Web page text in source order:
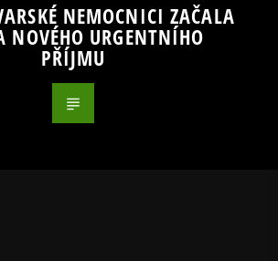
NEMOCNICI ZAČALA
NOVÉHO URGENTNÍHO
PŘÍJMU